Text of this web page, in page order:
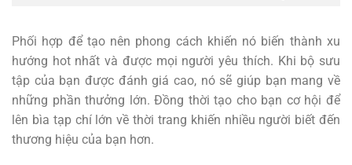
Phối hợp để tạo nên phong cách khiến nó biến thành xu
hướng hot nhất và được mọi người yêu thích. Khi bộ sưu
tập của bạn được đánh giá cao, nó sẽ giúp bạn mang về
những phần thưởng lớn. Đồng thời tạo cho bạn cơ hội để
lên bìa tạp chí lớn về thời trang khiến nhiều người biết đến
thương hiệu của bạn hơn.